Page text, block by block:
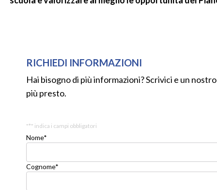
RICHIEDI INFORMAZIONI
Hai bisogno di più informazioni? Scrivici e un
più presto.
"*" indica i campi obbligatori
Nome*
Cognome*